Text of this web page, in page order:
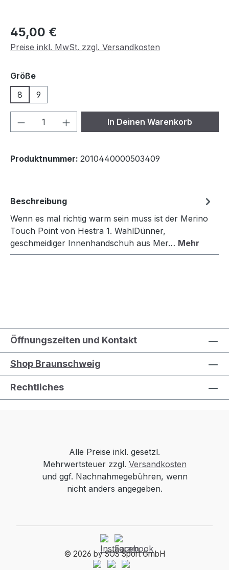
Regulärer Preis:
45,00 €
Preise inkl. MwSt. zzgl. Versandkosten
Größeauswählen
8
9
Produkt Anzahl: Gib denIn Deinen Warenkorb
Produktnummer: 2010440000503409
Beschreibung
Wenn es mal richtig warm sein muss ist der Merino
Touch Point von Hestra 1. WahlDünner,
geschmeidiger Innenhandschuh aus Mer… Mehr
Öffnungszeiten und Kontakt
Shop Braunschweig
Rechtliches
Alle Preise inkl. gesetzl.
Mehrwertsteuer zzgl. Versandkosten
und ggf. Nachnahmegebühren, wenn
nicht anders angegeben.
© 2026 by SOS Sport GmbH